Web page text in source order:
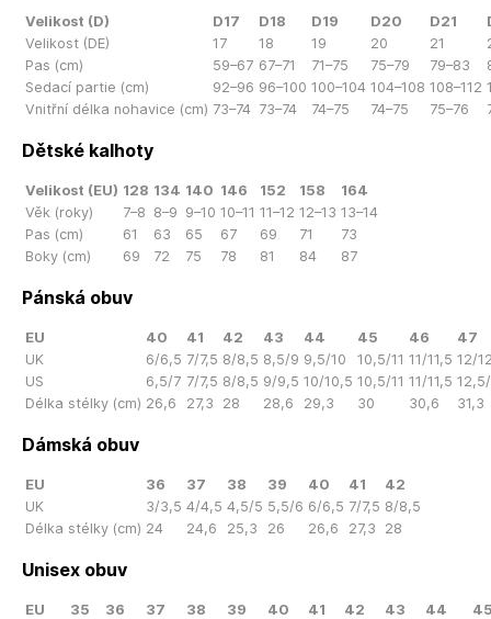
Velikost (D) D17 D18 D19 D20 D21
Velikost (DE)
17 18 19 20 21
Pas (cm)
59–67 67–71 71–75 75–79 79–83
Sedací partie (cm)
92–96 96–100 100–104 104–108 108–112
Vnitřní délka nohavice (cm) 73–74 73–74 74–75 74–75 75–76
Dětské kalhoty
Velikost (EU) 128 134 140 146 152 158
164
Věk (roky)
7–8 8–9 9–10 10–11 11–12 12–13 13–14
Pas (cm)
61 63 65 67 69 71
73
Boky (cm)
69 72 75 78 81 84 87
Pánská obuv
EU 40 41 42 43 44 45 46
47
UK
6/6,5 7/7,5 8/8,5 8,5/9 9,5/10 10,5/11 11/11,5 12/
US
6,5/7 7/7,5 8/8,5 9/9,5 10/10,5 10,5/11 11/11,5
Délka stélky (cm) 26,6 27,3 28 28,6 29,3 30 30,6 31,3
Dámská obuv
EU 36 37 38 39 40 41
42
UK
3/3,5 4/4,5 4,5/5 5,5/6 6/6,5 7/7,5 8/8,5
Délka stélky (cm) 24 24,6 25,3 26 26,6 27,3 28
Unisex obuv
EU 35 36 37 38 39 40 41 42 43 44